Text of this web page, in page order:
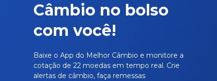
Câmbio no bolso
com você!
Baixe o App do Melhor Câmbio e monitore a
cotação de 22 moedas em tempo real. Crie
alertas de câmbio, faça remessas